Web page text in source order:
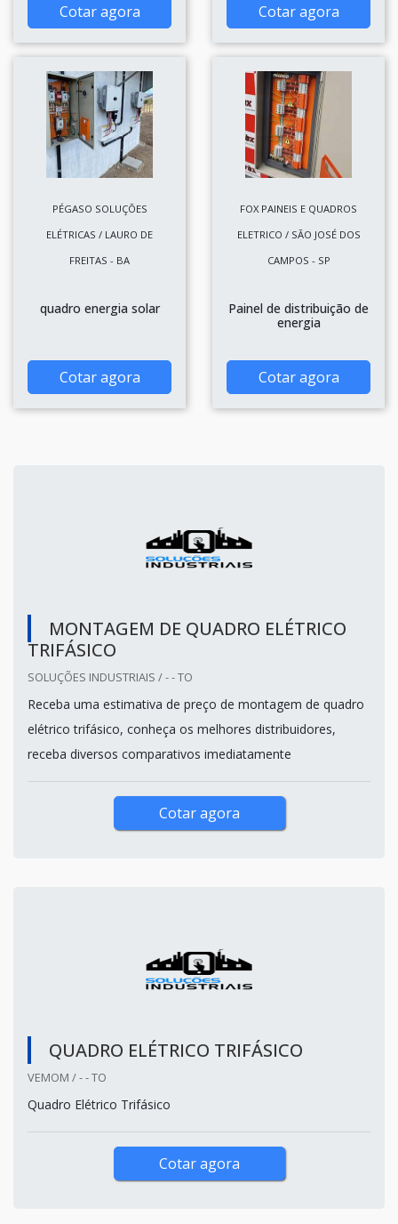
Cotar agora Cotar agora
PÉGASO SOLUÇÕES
ELÉTRICAS / LAURO DE
FREITAS - BA
quadro energia solar
Cotar agora
FOX PAINEIS E QUADROS
ELETRICO / SÃO JOSÉ DOS
CAMPOS - SP
Painel de distribuição de
energia
Cotar agora
MONTAGEM DE QUADRO ELÉTRICO
TRIFÁSICO
SOLUÇÕES INDUSTRIAIS / - - TO
Receba uma estimativa de preço de montagem de quadro
elétrico trifásico, conheça os melhores distribuidores,
receba diversos comparativos imediatamente
Cotar agora
QUADRO ELÉTRICO TRIFÁSICO
VEMOM / - - TO
Quadro Elétrico Trifásico
Cotar agora